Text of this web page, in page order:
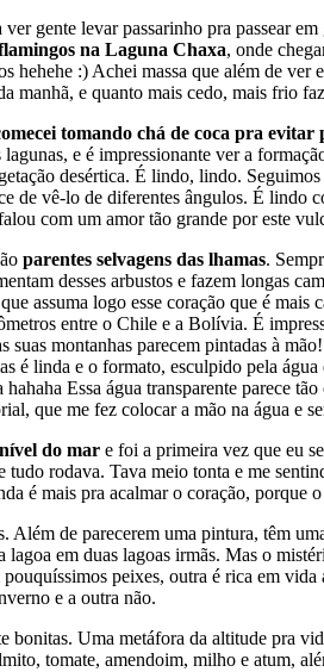
gente levar passarinho pra passear
na Laguna Chaxa, onde
hehehe :) Achei massa que além de
manhã, e quanto mais cedo, mais frio
tomando chá de coca pra evitar
e é impressionante ver a
desértica. É lindo, lindo.
de vê-lo de diferentes ângulos. É lindo
com um amor tão grande por este
parentes selvagens das lhamas.
desses arbustos e fazem longas
assuma logo esse coração que é
entre o Chile e a Bolívia. É
suas montanhas parecem pintadas à
é linda e o formato, esculpido pela
Essa água transparente parece
que me fez colocar a mão na água e
do mar e foi a primeira vez que eu
rodava. Tava meio tonta e me
é mais pra acalmar o coração, porque
Além de parecerem uma pintura, têm
em duas lagoas irmãs. Mas o
peixes, outra é rica em
e a outra não.
bonitas. Uma metáfora da altitude pra
tomate, amendoim, milho e atum,